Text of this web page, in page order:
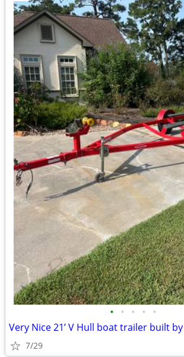
• • • • •
Very Nice 21’ V Hull boat trailer built
7/29